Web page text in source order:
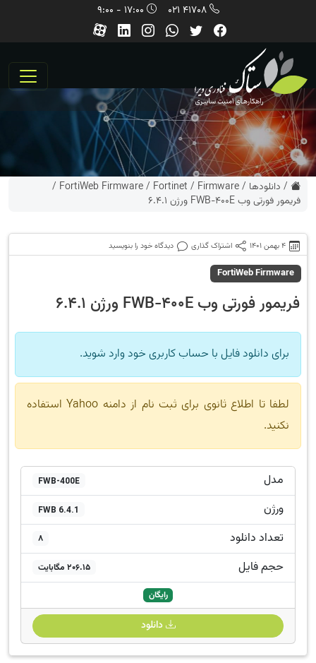
41708 021
/ دانلودها /
Firmware
/
Fortinet
/
FortiWeb Firmware
/
فریمور فورتی وب FWB-400E ورژن 6.4.1
4 بهمن 1401 اشتراک گذاری دیدگاه خود را بنویسید
FortiWeb Firmware
فریمور فورتی وب FWB-400E ورژن 6.4.1
برای دانلود فایل با حساب کاربری خود وارد شوید.
لطفا تا اطلاع ثانوی برای ثبت نام از دامنه Yahoo استفاده
نکنید.
مدل FWB-400E
ورژن FWB 6.4.1
تعداد دانلود 8
حجم فایل 206.15 مگابایت
رایگان
دانلود